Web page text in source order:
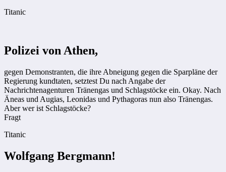
Titanic
Polizei von Athen,
gegen Demonstranten, die ihre Abneigung gegen die Sparpläne der
Regierung kundtaten, setztest Du nach Angabe der
Nachrichtenagenturen Tränengas und Schlagstöcke ein. Okay. Nach
Äneas und Augias, Leonidas und Pythagoras nun also Tränengas.
Aber wer ist Schlagstöcke?
Fragt
Titanic
Wolfgang Bergmann!